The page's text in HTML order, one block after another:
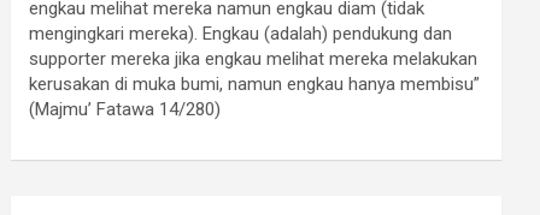
engkau melihat mereka namun engkau diam (tidak
mengingkari mereka). Engkau (adalah) pendukung dan
supporter mereka jika engkau melihat mereka melakukan
kerusakan di muka bumi, namun engkau hanya membisu”
(Majmu’ Fatawa 14/280)